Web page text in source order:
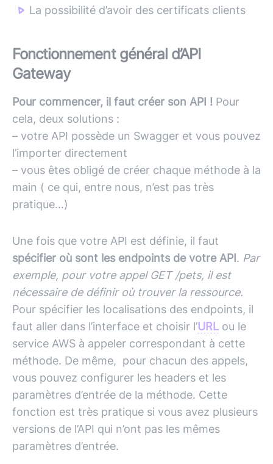
La possibilité d’avoir des certificats clients
Fonctionnement général d’API
Gateway
Pour commencer, il faut créer son API ! Pour
cela, deux solutions :
– votre API possède un Swagger et vous pouvez
l’importer directement
– vous êtes obligé de créer chaque méthode à la
main ( ce qui, entre nous, n’est pas très
pratique…)
Une fois que votre API est définie, il faut
spécifier où sont les endpoints de votre API. Par
exemple, pour votre appel GET /pets, il est
nécessaire de définir où trouver la ressource.
Pour spécifier les localisations des endpoints, il
faut aller dans l’interface et choisir l’URL ou le
service AWS à appeler correspondant à cette
méthode. De même, pour chacun des appels,
vous pouvez configurer les headers et les
paramètres d’entrée de la méthode. Cette
fonction est très pratique si vous avez plusieurs
versions de l’API qui n’ont pas les mêmes
paramètres d’entrée.